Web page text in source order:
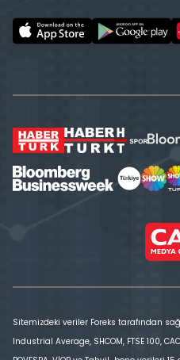
Sitemizdeki veriler Foreks tarafından
Industrial Average, SHCOM, FTSE 100,